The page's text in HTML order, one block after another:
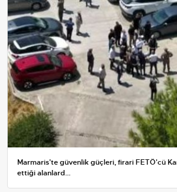
Marmaris'te güvenlik güçleri, firari FETÖ'cü
ettiği alanlard...